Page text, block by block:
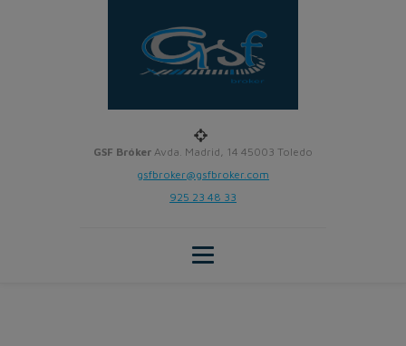
GSF Bróker Avda. Madrid, 14 45003 Toledo
gsfbroker@gsfbroker.com
925 23 48 33